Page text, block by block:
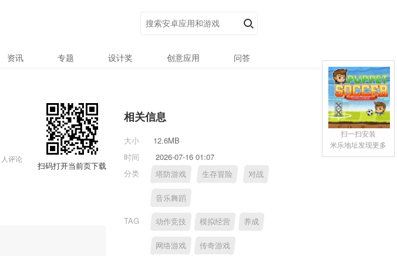
资讯 专题 设计奖 创意应用 问答
人评论
扫码打开当前页下载
相关信息
大小
12.6MB
时间
2026-07-16 01:07
分类
塔防游戏 生存冒险 对战
音乐舞蹈
TAG 动作竞技 模拟经营 养成
网络游戏 传奇游戏
扫一扫安装
米乐地址发现更多